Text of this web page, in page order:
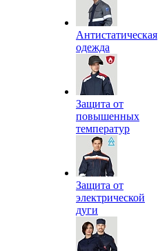
Антистатическая
одежда
Защита от
повышенных
температур
Защита от
электрической
дуги